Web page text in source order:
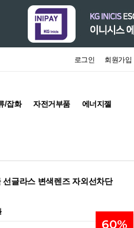
로그인 회원가입
/잡화 자전거부품 에너지젤
글라스 변색렌즈 자외선차단
60%